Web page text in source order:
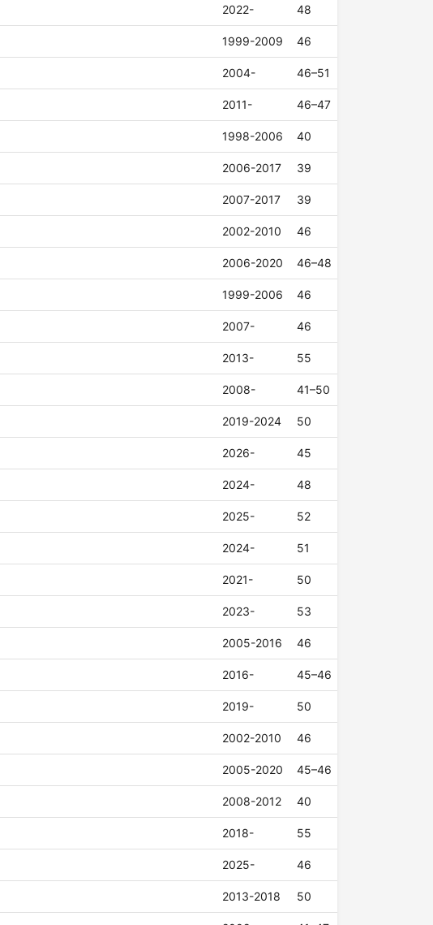
2022- 48
1999-2009 46
2004- 46–51
2011- 46–47
1998-2006 40
2006-2017 39
2007-2017 39
2002-2010 46
2006-2020 46–48
1999-2006 46
2007- 46
2013- 55
2008- 41–50
2019-2024 50
2026- 45
2024- 48
2025- 52
2024- 51
2021- 50
2023- 53
2005-2016 46
2016- 45–46
2019- 50
2002-2010 46
2005-2020 45–46
2008-2012 40
2018- 55
2025- 46
2013-2018 50